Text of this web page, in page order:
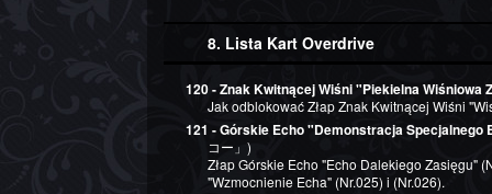
8. Lista Kart Overdrive
120 - Znak Kwitnącej Wiśni "Piekielna Wiśniowa
Jak odblokować Złap Znak Kwitnącej Wiśni
121 - Górskie Echo "Demonstracja Specjalnego
コー」)
Złap Górskie Echo "Echo Dalekiego Zasięgu"
"Wzmocnienie Echa" (Nr.025) i (Nr.026).